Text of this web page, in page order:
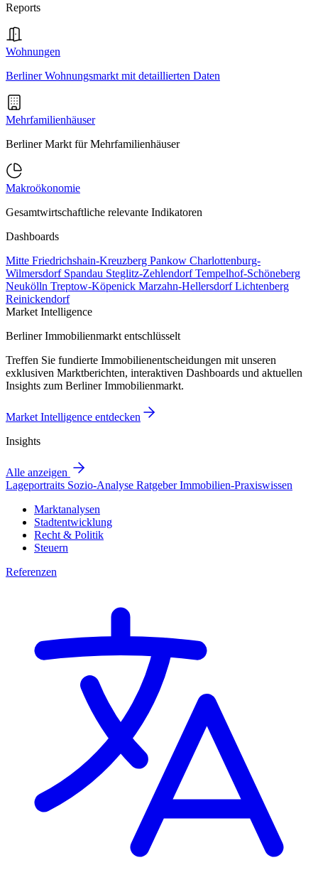
Reports
Wohnungen
Berliner Wohnungsmarkt mit detaillierten Daten
Mehrfamilienhäuser
Berliner Markt für Mehrfamilienhäuser
Makroökonomie
Gesamtwirtschaftliche relevante Indikatoren
Dashboards
Mitte Friedrichshain-Kreuzberg Pankow Charlottenburg-
Wilmersdorf Spandau Steglitz-ZehlendorfTempelhof-Schöneberg
Neukölln Treptow-Köpenick Marzahn-HellersdorfLichtenberg
Reinickendorf
Market Intelligence
Berliner Immobilienmarkt entschlüsselt
Treffen Sie fundierte Immobilienentscheidungen mit unseren
exklusiven Marktberichten, interaktiven Dashboards und aktuellen
Insights zum Berliner Immobilienmarkt.
Market Intelligence entdecken
Insights
Alle anzeigen
Lageportraits Sozio-Analyse RatgeberImmobilien-Praxiswissen
Marktanalysen
Stadtentwicklung
Recht & Politik
Steuern
Referenzen